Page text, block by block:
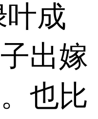
成
出嫁
也比